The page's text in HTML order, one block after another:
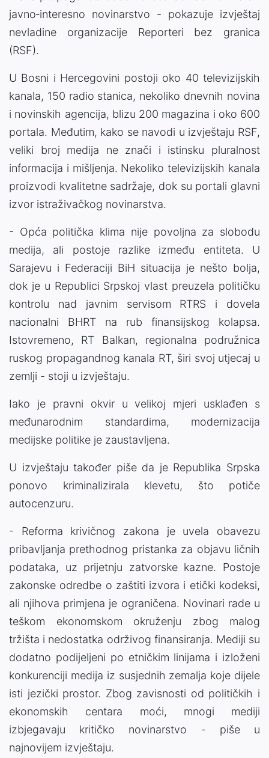
javno‑interesno novinarstvo - pokazuje izvještaj
nevladine organizacije Reporteri bez granica
(RSF).
U Bosni i Hercegovini postoji oko 40 televizijskih
kanala, 150 radio stanica, nekoliko dnevnih novina
i novinskih agencija, blizu 200 magazina i oko 600
portala. Međutim, kako se navodi u izvještaju RSF,
veliki broj medija ne znači i istinsku pluralnost
informacija i mišljenja. Nekoliko televizijskih kanala
proizvodi kvalitetne sadržaje, dok su portali glavni
izvor istraživačkog novinarstva.
- Opća politička klima nije povoljna za slobodu
medija, ali postoje razlike između entiteta. U
Sarajevu i Federaciji BiH situacija je nešto bolja,
dok je u Republici Srpskoj vlast preuzela političku
kontrolu nad javnim servisom RTRS i dovela
nacionalni BHRT na rub finansijskog kolapsa.
Istovremeno, RT Balkan, regionalna podružnica
ruskog propagandnog kanala RT, širi svoj utjecaj u
zemlji - stoji u izvještaju.
Iako je pravni okvir u velikoj mjeri usklađen s
međunarodnim standardima, modernizacija
medijske politike je zaustavljena.
U izvještaju također piše da je Republika Srpska
ponovo kriminalizirala klevetu, što potiče
autocenzuru.
- Reforma krivičnog zakona je uvela obavezu
pribavljanja prethodnog pristanka za objavu ličnih
podataka, uz prijetnju zatvorske kazne. Postoje
zakonske odredbe o zaštiti izvora i etički kodeksi,
ali njihova primjena je ograničena. Novinari rade u
teškom ekonomskom okruženju zbog malog
tržišta i nedostatka održivog finansiranja. Mediji su
dodatno podijeljeni po etničkim linijama i izloženi
konkurenciji medija iz susjednih zemalja koje dijele
isti jezički prostor. Zbog zavisnosti od političkih i
ekonomskih centara moći, mnogi mediji
izbjegavaju kritičko novinarstvo - piše u
najnovijem izvještaju.